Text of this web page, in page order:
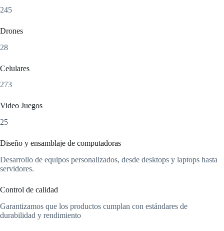
245
Drones
28
Celulares
273
Video Juegos
25
Diseño y ensamblaje de computadoras
Desarrollo de equipos personalizados, desde desktops y laptops hasta
servidores.
Control de calidad
Garantizamos que los productos cumplan con estándares de
durabilidad y rendimiento